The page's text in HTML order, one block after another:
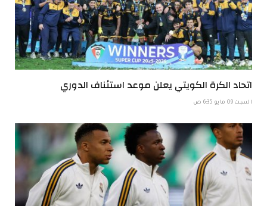
اتحاد الكرة الكويتي يعلن موعد استئناف الدوري
السبت 09 مايو 6:35 ص